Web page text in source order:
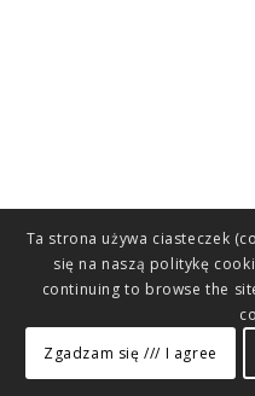
Ta strona używa ciasteczek
się na naszą politykę
continuing to browse the
Zgadzam się /// I agree